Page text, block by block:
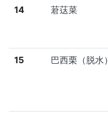
14 莙荙菜
15 巴西栗（脱水）